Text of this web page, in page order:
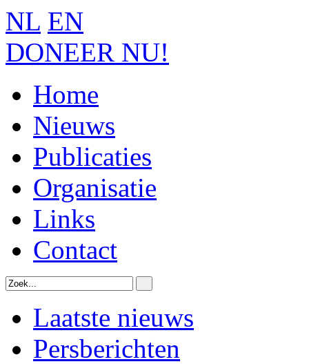
NL EN
DONEER NU!
Home
Nieuws
Publicaties
Organisatie
Links
Contact
Laatste nieuws
Persberichten